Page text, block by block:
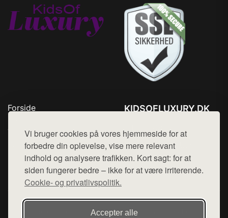
Vi bruger cookies på vores hjemmeside for at
forbedre din oplevelse, vise mere relevant
indhold og analysere trafikken. Kort sagt: for at
siden fungerer bedre – ikke for at være irriterende.
Cookie- og privatlivspolitik.
Accepter alle
Forside
Top Rabatter
Kontakt
KIDSOFLUXURY.DK
Mail: hej@want.dk
Cookie- og privatlivspolitik
Denne side er en del af want.dk, der udgiver en række